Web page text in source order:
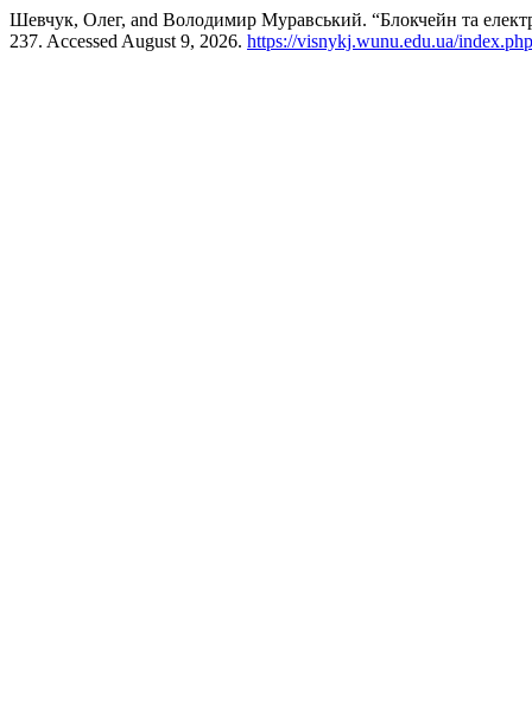
Шевчук, Олег, and Володимир Муравський. “Блокчейн та
237. Accessed August 9, 2026. https://visnykj.wunu.edu.ua/